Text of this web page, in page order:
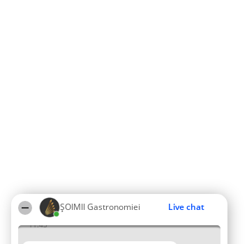
ȘOIMII Gastronomiei Live chat
11:43